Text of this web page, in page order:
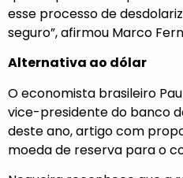
esse processo de
seguro”, afirmou Marco
Alternativa ao dólar
O economista brasileiro
vice-presidente do banco
deste ano, artigo com
moeda de reserva para o